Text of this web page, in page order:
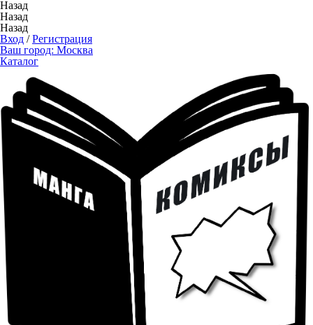
Назад
Назад
Назад
Вход /Регистрация
Ваш город: Москва
Каталог